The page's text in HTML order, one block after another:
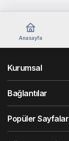
Anasayfa
Kurumsal
Bağlantılar
Popüler Sayfalar